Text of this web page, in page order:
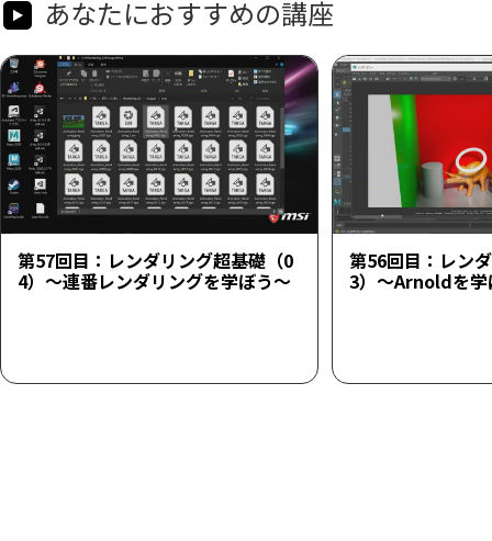
あなたにおすすめの講座
第57回目：レンダリング超基礎（0
4）～連番レンダリングを学ぼう～
第56回目：レン
3）～Arnoldを学